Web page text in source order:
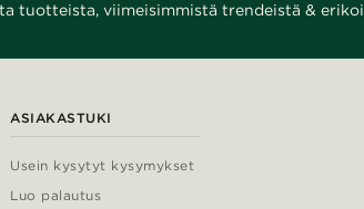
tuotteista, viimeisimmistä trendeistä &
ASIAKASTUKI
Usein kysytyt kysymykset
Luo palautus